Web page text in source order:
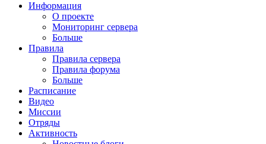
Информация
О проекте
Мониторинг сервера
Больше
Правила
Правила сервера
Правила форума
Больше
Расписание
Видео
Миссии
Отряды
Активность